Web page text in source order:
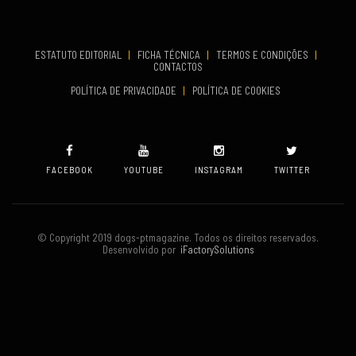
ESTATUTO EDITORIAL | FICHA TÉCNICA | TERMOS E CONDIÇÕES
|
CONTACTOS
POLÍTICA DE PRIVACIDADE
| POLÍTICA DE COOKIES
FACEBOOK YOUTUBE INSTAGRAM TWITTER
© Copyright 2019 dogs-ptmagazine. Todos os direitos reservados.
Desenvolvido poriFactorySolutions